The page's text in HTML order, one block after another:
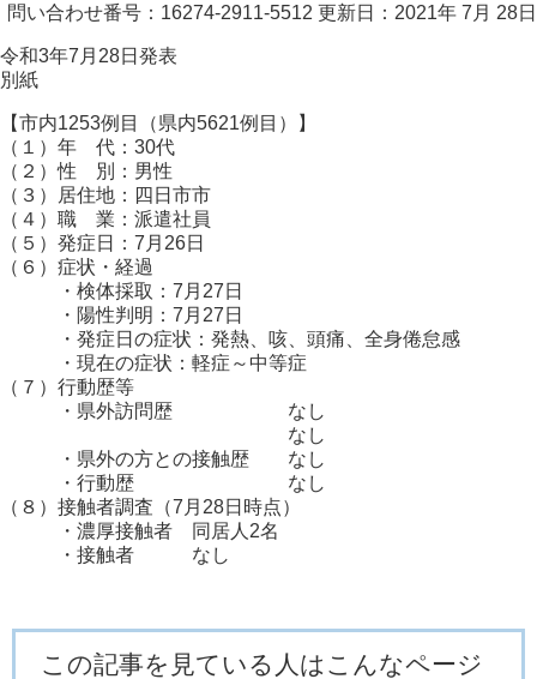
問い合わせ番号：16274-2911-5512 更新日：2021年 7月 28日
令和3年7月28日発表
別紙
【市内1253例目（県内5621例目）】
（１）年 代：30代
（２）性 別：男性
（３）居住地：四日市市
（４）職 業：派遣社員
（５）発症日：7月26日
（６）症状・経過
・検体採取：7月27日
・陽性判明：7月27日
・発症日の症状：発熱、咳、頭痛、全身倦怠感
・現在の症状：軽症～中等症
（７）行動歴等
・県外訪問歴 なし
なし
・県外の方との接触歴 なし
・行動歴 なし
（８）接触者調査（7月28日時点）
・濃厚接触者 同居人2名
・接触者 なし
この記事を見ている人はこんなページ